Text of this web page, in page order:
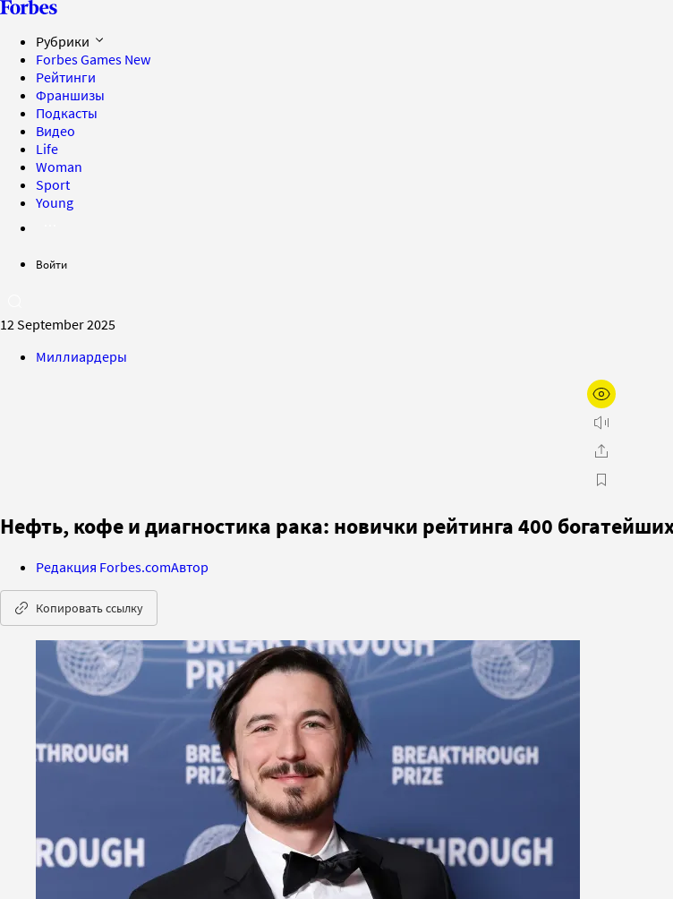
Рубрики
Forbes Games New
Рейтинги
Франшизы
Подкасты
Видео
Life
Woman
Sport
Young
Войти
12 September 2025
Миллиардеры
Нефть, кофе и диагностика рака: новички рейтинга 400
Редакция Forbes.comАвтор
Копировать ссылку